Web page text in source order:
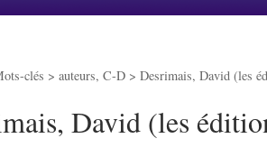
clés > auteurs, C-D > Desrimais, David (les
David (les